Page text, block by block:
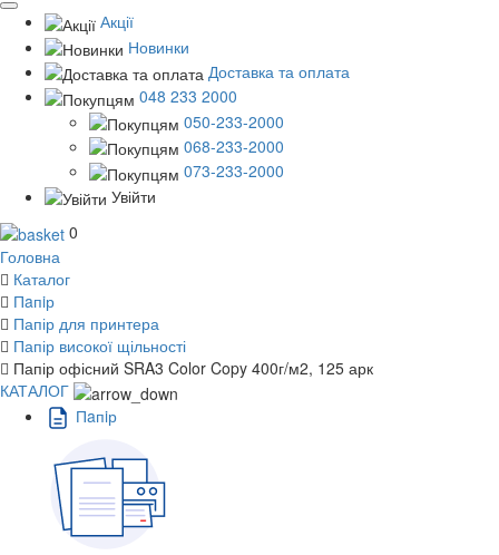
Акції
Новинки
Доставка та оплата
048 233 2000
050-233-2000
068-233-2000
073-233-2000
Увійти
0
Головна
Каталог
Пaпiр
Папір для принтера
Папір високої щільності
Папір офісний SRA3 Color Copy 400г/м2, 125 арк
КАТАЛОГ
Пaпiр